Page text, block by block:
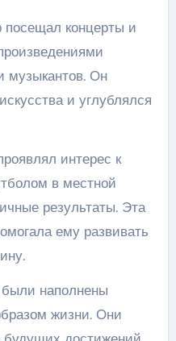
посещал концерты и
музыкантов. Он
и углублялся
интерес к
в местной
результаты. Эта
ему развивать
наполнены
жизни. Они